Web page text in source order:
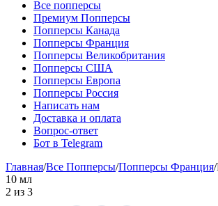
Все попперсы
Премиум Попперсы
Попперсы Канада
Попперсы Франция
Попперсы Великобритания
Попперсы США
Попперсы Европа
Попперсы Россия
Написать нам
Доставка и оплата
Вопрос-ответ
Бот в Telegram
Главная/Все Попперсы/Попперсы Франция/
10 мл
2 из 3